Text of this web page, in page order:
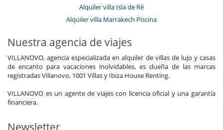
Alquiler villa Isla de Ré
Alquiler villa Marrakech Piscina
Nuestra agencia de viajes
VILLANOVO, agencia especializada en alquiler de villas de lujo y casas
de encanto para vacaciones inolvidables, es dueña de las marcas
registradas Villanovo, 1001 Villas y Ibiza House Renting.
VILLANOVO es un agente de viajes con licencia oficial y una garantía
financiera.